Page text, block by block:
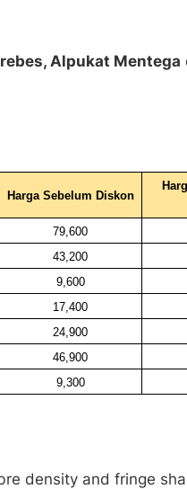
Alpukat Mentega
Harga Sebelum Diskon
79,600
43,200
9,600
17,400
24,900
46,900
9,300
density and fringe